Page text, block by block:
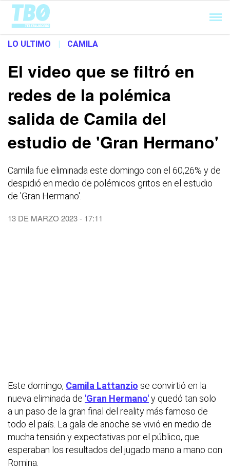
Cargando...
LO ULTIMO | CAMILA
El video que se filtró en
redes de la polémica
salida de Camila del
estudio de 'Gran Hermano'
Camila fue eliminada este domingo con el 60,26% y de
despidió en medio de polémicos gritos en el estudio
de 'Gran Hermano'.
13 DE MARZO 2023 - 17:11
Este domingo, Camila Lattanzio se convirtió en la
nueva eliminada de 'Gran Hermano'y quedó tan solo
a un paso de la gran final del reality más famoso de
todo el país. La gala de anoche se vivió en medio de
mucha tensión y expectativas por el público, que
esperaban los resultados del jugado mano a mano con
Romina.